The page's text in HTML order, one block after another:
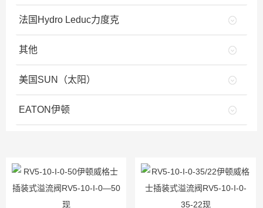
法国Hydro Leduc力度克
其他
美国SUN（太阳）
EATON伊顿